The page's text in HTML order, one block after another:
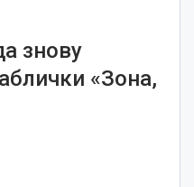
знову
«Зона,